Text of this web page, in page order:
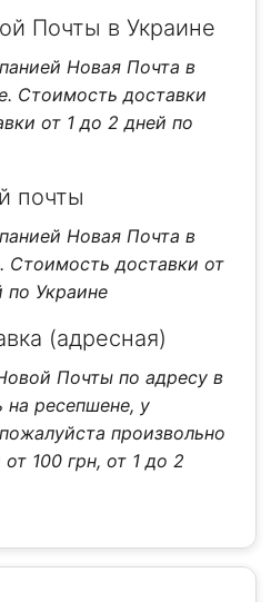
Почты в Украине
Новая Почта в
Стоимость доставки
от 1 до 2 дней по
почты
Новая Почта в
Стоимость доставки от
по Украине
(адресная)
Почты по адресу в
на ресепшене, у
произвольно
100 грн, от 1 до 2